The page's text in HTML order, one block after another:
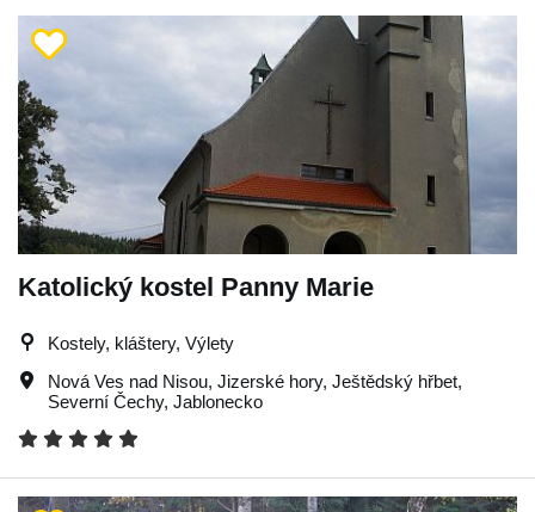
Katolický kostel Panny Marie
Kostely, kláštery, Výlety
Nová Ves nad Nisou, Jizerské hory, Ještědský hřbet,
Severní Čechy, Jablonecko